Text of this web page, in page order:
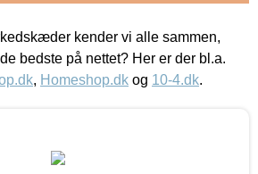
kender vi alle sammen,
bedste på nettet? Her er der bl.a.
, Homeshop.dk og 10-4.dk.